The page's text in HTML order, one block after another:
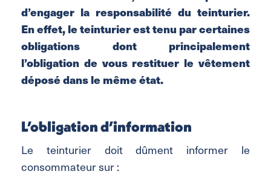
d’engager la responsabilité du teinturier.
En effet, le teinturier est tenu par certaines
obligations dont principalement
l’obligation de vous restituer le vêtement
déposé dans le même état.
L’obligation d’information
Le teinturier doit dûment informer le
consommateur sur :